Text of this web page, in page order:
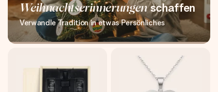
Weihnachtserinnerungenschaffen
Verwandle Tradition in etwas Persönliches